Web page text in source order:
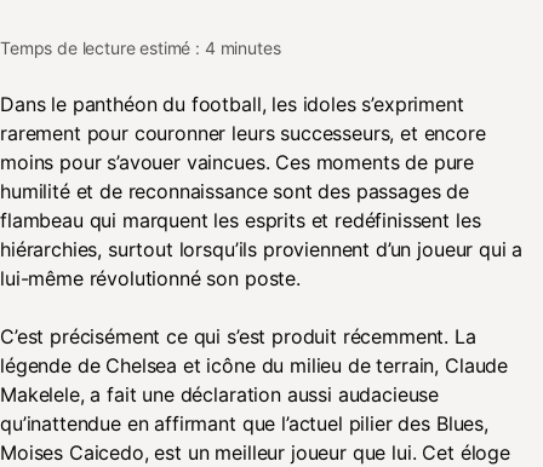
Temps de lecture estimé : 4 minutes
Dans le panthéon du football, les idoles s’expriment
rarement pour couronner leurs successeurs, et encore
moins pour s’avouer vaincues. Ces moments de pure
humilité et de reconnaissance sont des passages de
flambeau qui marquent les esprits et redéfinissent les
hiérarchies, surtout lorsqu’ils proviennent d’un joueur qui a
lui-même révolutionné son poste.
C’est précisément ce qui s’est produit récemment. La
légende de Chelsea et icône du milieu de terrain, Claude
Makelele, a fait une déclaration aussi audacieuse
qu’inattendue en affirmant que l’actuel pilier des Blues,
Moises Caicedo, est un meilleur joueur que lui. Cet éloge